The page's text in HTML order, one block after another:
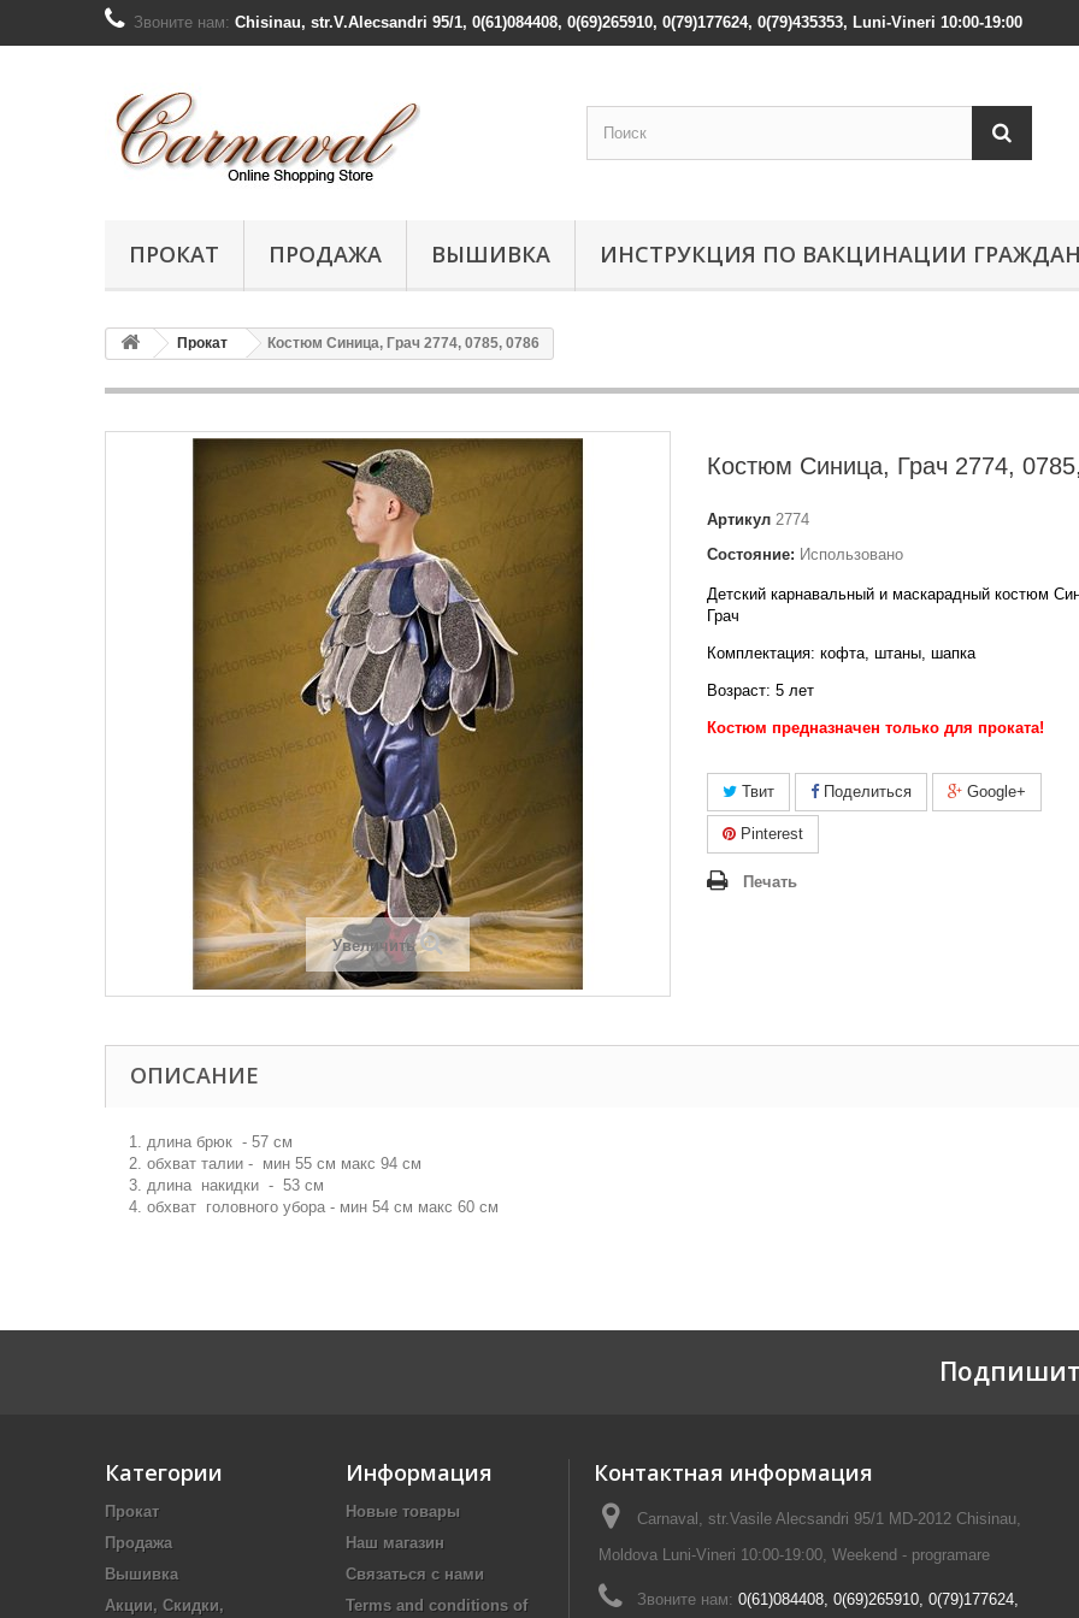
Звоните нам: Chisinau, str.V.Alecsandri 95/1, 0(61)084408, 0(69)265910, 0(79)177624, 0(79)435353, Luni-Vineri 10:00-19:00
ПРОКАТ ПРОДАЖА ВЫШИВКА ИНСТРУКЦИЯ ПО ВАКЦИНАЦИИ
Прокат Костюм Синица, Грач 2774, 0785, 0786
Увеличить
Костюм Синица, Грач 2774,
Артикул 2774
Состояние: Использовано
Детский карнавальный и маскарадный костюм
Грач
Комплектация: кофта, штаны, шапка
Возраст: 5 лет
Костюм предназначен только для проката!
Твит Поделиться Google+
Pinterest
Печать
ОПИСАНИЕ
1. длина брюк - 57 см
2. обхват талии - мин 55 см макс 94 см
3. длина накидки - 53 см
4. обхват головного убора - мин 54 см макс 60 см
Категории
Прокат
Продажа
Вышивка
Акции, Скидки,
Информация
Новые товары
Наш магазин
Связаться с нами
Terms and conditions of
Контактная информация
Carnaval, str.Vasile Alecsandri 95/1 MD-2012 Chisinau,
Moldova Luni-Vineri 10:00-19:00, Weekend - programare
Звоните нам: 0(61)084408, 0(69)265910, 0(79)177624,